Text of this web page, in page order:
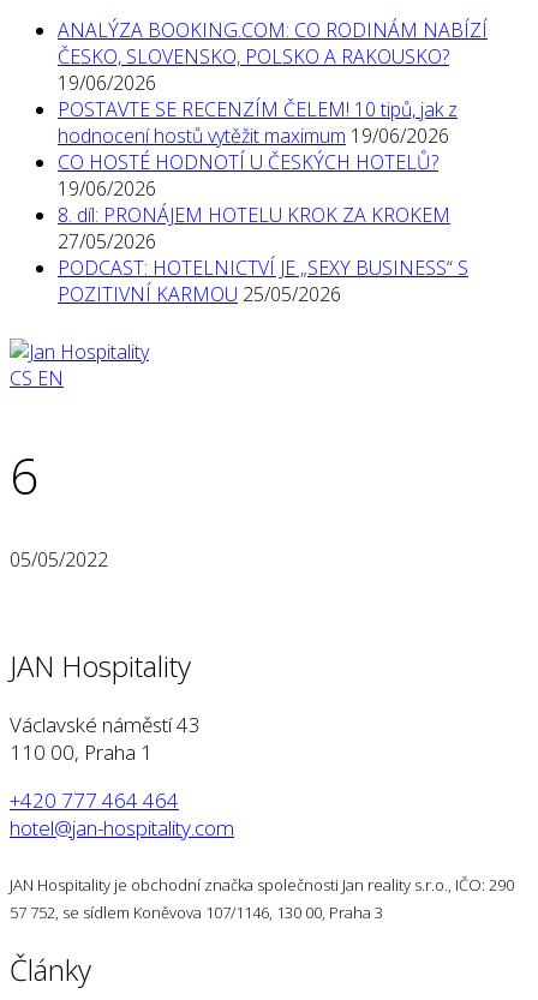
ANALÝZA BOOKING.COM: CO RODINÁM NABÍZÍ
ČESKO, SLOVENSKO, POLSKO A RAKOUSKO?
19/06/2026
POSTAVTE SE RECENZÍM ČELEM! 10 tipů, jak z
hodnocení hostů vytěžit maximum 19/06/2026
CO HOSTÉ HODNOTÍ U ČESKÝCH HOTELŮ?
19/06/2026
8. díl: PRONÁJEM HOTELU KROK ZA KROKEM
27/05/2026
PODCAST: HOTELNICTVÍ JE „SEXY BUSINESS“ S
POZITIVNÍ KARMOU 25/05/2026
CS EN
6
05/05/2022
JAN Hospitality
Václavské náměstí 43
110 00, Praha 1
+420 777 464 464
hotel@jan-hospitality.com
JAN Hospitality je obchodní značka společnosti Jan reality s.r.o., IČO: 290
57 752, se sídlem Koněvova 107/1146, 130 00, Praha 3
Články